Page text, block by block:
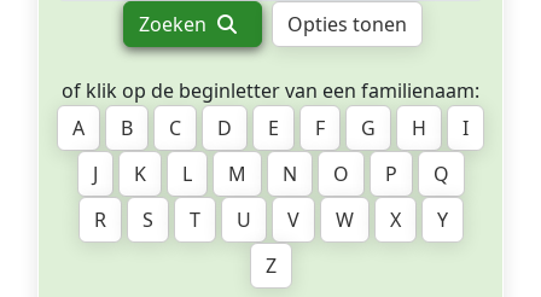
Zoeken Opties tonen
of klik op de beginletter van een familienaam:
A
B C D E F G H
I
J
K L M N O P
Q
R
S T U V W X
Y
Z